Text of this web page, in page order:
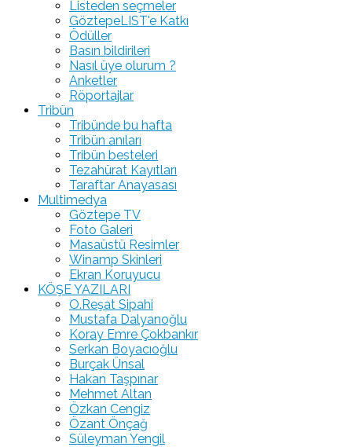
Listeden seçmeler
GöztepeLIST'e Katkı
Ödüller
Basın bildirileri
Nasıl üye olurum ?
Anketler
Röportajlar
Tribün
Tribünde bu hafta
Tribün anıları
Tribün besteleri
Tezahürat Kayıtları
Taraftar Anayasası
Multimedya
Göztepe TV
Foto Galeri
Masaüstü Resimler
Winamp Skinleri
Ekran Koruyucu
KÖŞE YAZILARI
O.Reşat Sipahi
Mustafa Dalyanoğlu
Koray Emre Çokbankır
Serkan Boyacıoğlu
Burçak Ünsal
Hakan Taşpınar
Mehmet Altan
Özkan Cengiz
Özant Önçağ
Süleyman Yengil